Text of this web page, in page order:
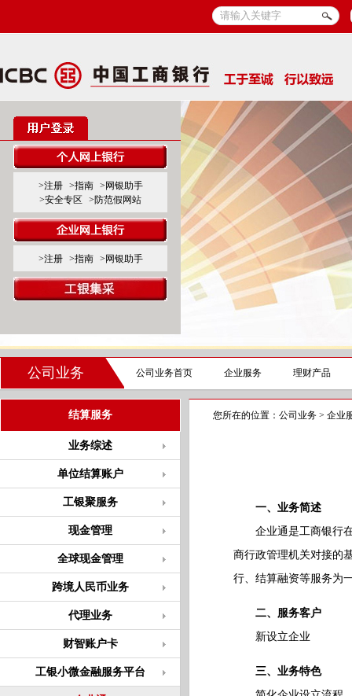
>注册 >指南
>网银助手
>安全专区
>防范假网站
>注册 >指南 >网银助手
公司业务 公司业务首页 企业服务 理财产品
结算服务
业务综述
单位结算账户
工银聚服务
现金管理
全球现金管理
跨境人民币业务
代理业务
财智账户卡
工银小微金融服务平台
您所在的位置： 公司业务 > 企业
一、业务简述
企业通是工商银行在
商行政管理机关对接的
行、结算融资等服务为
二、服务客户
新设立企业
三、业务特色